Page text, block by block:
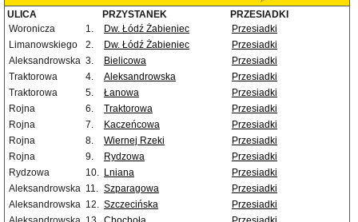
ULICA PRZYSTANEK
PRZESIADKI
Woronicza
1. Dw. Łódź Żabieniec
Przesiadki
Limanowskiego
2. Dw. Łódź Żabieniec
Przesiadki
Aleksandrowska 3. Bielicowa
Przesiadki
Traktorowa
4. Aleksandrowska
Przesiadki
Traktorowa
5. Łanowa
Przesiadki
Rojna
6. Traktorowa
Przesiadki
Rojna
7. Kaczeńcowa
Przesiadki
Rojna
8. Wiernej Rzeki
Przesiadki
Rojna
9. Rydzowa
Przesiadki
Rydzowa
10. Lniana
Przesiadki
Aleksandrowska 11. Szparagowa
Przesiadki
Aleksandrowska 12. Szczecińska
Przesiadki